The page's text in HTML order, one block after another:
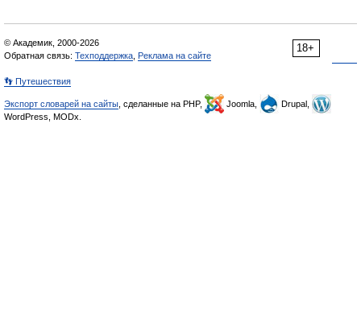
18+
© Академик, 2000-2026
Обратная связь: Техподдержка Реклама на сайте
👣 Путешествия
Экспорт словарей на сайты , сделанные на PHP, Joomla,
Drupal,
WordPress, MODx.